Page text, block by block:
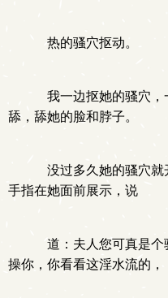
热的骚穴抠动。
我一边抠她的骚穴，
舔，舔她的脸和脖子。
没过多久她的骚穴就
手指在她面前展示，说
道：夫人您可真是个
操你，你看看这淫水流的，